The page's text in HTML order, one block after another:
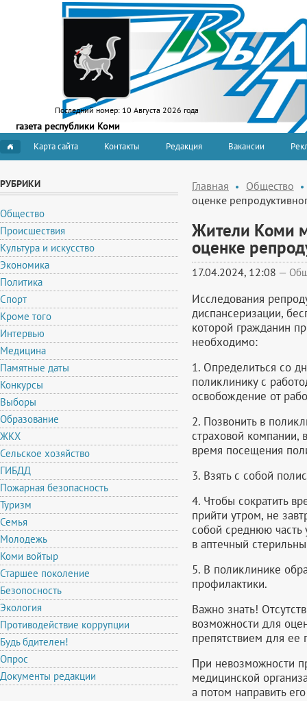
Последний номер: 10 Августа 2026 года
газета республики Коми
Карта сайта Контакты Редакция Вакансии
РУБРИКИ
Общество
Происшествия
Культура и искусство
Экономика
Политика
Спорт
Кроме того
Интервью
Медицина
Памятные даты
Конкурсы
Выборы
Образование
ЖКХ
Сельское хозяйство
ГИБДД
Пожарная безопасность
Туризм
Семья
Молодежь
Коми войтыр
Старшее поколение
Безопосность
Экология
Противодействие коррупции
Будь бдителен!
Опрос
Документы редакции
Главная
Общество
оценке
Жители Коми
оценке
17.04.2024, 12:08 —
Исследования
диспансеризации,
которой гражданин
необходимо:
1. Определиться со
поликлинику с
освобождение от
2. Позвонить в
страховой компании,
время посещения
3. Взять с собой
4. Чтобы сократить
прийти утром, не
собой среднюю
в аптечный
5. В поликлинике
профилактики.
Важно знать!
возможности для
препятствием для ее
При невозможности
медицинской
а потом направить